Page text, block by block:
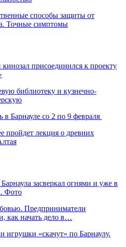
способы защиты от
Точные симптомы
присоединился к проекту
библиотеку и кузнечно-
Барнауле со 2 по 9 февраля
пройдет лекция о древних
засверкал огнями и уже в
Фото
Предприниматели
как начать дело в…
игрушки «скачут» по Барнаулу.